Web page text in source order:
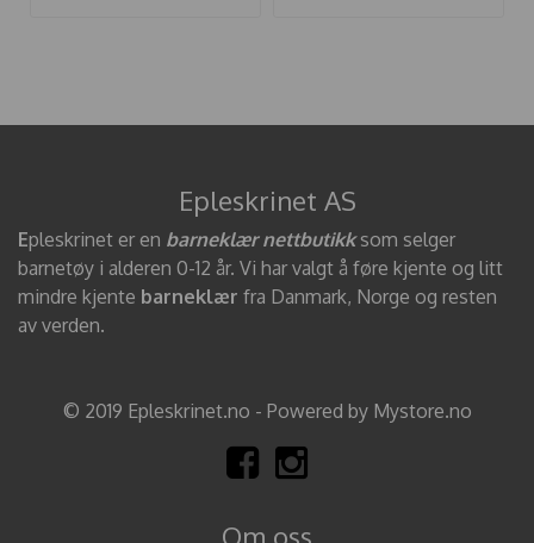
Epleskrinet AS
Epleskrinet er en barneklær nettbutikksom selger
barnetøy i alderen 0-12 år. Vi har valgt å føre kjente og litt
mindre kjente barneklær fra Danmark, Norge og resten
av verden.
© 2019 Epleskrinet.no - Powered by Mystore.no
Om oss